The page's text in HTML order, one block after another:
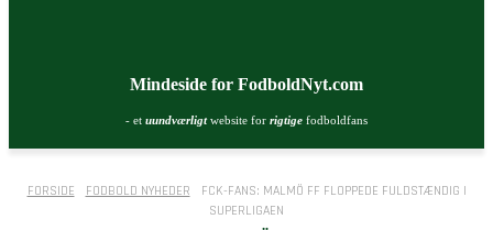
Mindeside for FodboldNyt.com
- et uundværligtwebsite for rigtige fodboldfans
FORSIDE FODBOLD NYHEDER
FCK-FANS: MALMÖ FF FLOPPEDE FULDSTÆNDIG I
SUPERLIGAEN